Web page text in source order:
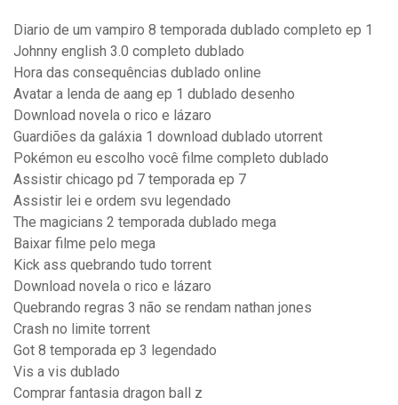
Diario de um vampiro 8 temporada dublado completo ep 1
Johnny english 3.0 completo dublado
Hora das consequências dublado online
Avatar a lenda de aang ep 1 dublado desenho
Download novela o rico e lázaro
Guardiões da galáxia 1 download dublado utorrent
Pokémon eu escolho você filme completo dublado
Assistir chicago pd 7 temporada ep 7
Assistir lei e ordem svu legendado
The magicians 2 temporada dublado mega
Baixar filme pelo mega
Kick ass quebrando tudo torrent
Download novela o rico e lázaro
Quebrando regras 3 não se rendam nathan jones
Crash no limite torrent
Got 8 temporada ep 3 legendado
Vis a vis dublado
Comprar fantasia dragon ball z